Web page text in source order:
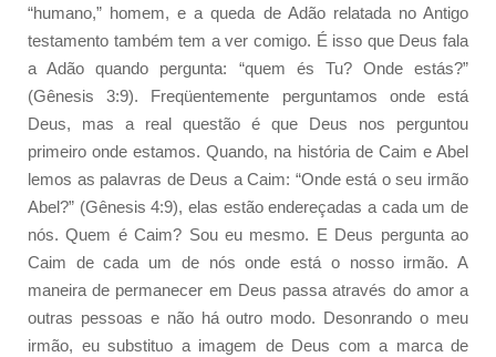
“humano,” homem, e a queda de Adão relatada no Antigo
testamento também tem a ver comigo. É isso que Deus fala
a Adão quando pergunta: “quem és Tu? Onde estás?”
(Gênesis 3:9). Freqüentemente perguntamos onde está
Deus, mas a real questão é que Deus nos perguntou
primeiro onde estamos. Quando, na história de Caim e Abel
lemos as palavras de Deus a Caim: “Onde está o seu irmão
Abel?” (Gênesis 4:9), elas estão endereçadas a cada um de
nós. Quem é Caim? Sou eu mesmo. E Deus pergunta ao
Caim de cada um de nós onde está o nosso irmão. A
maneira de permanecer em Deus passa através do amor a
outras pessoas e não há outro modo. Desonrando o meu
irmão, eu substituo a imagem de Deus com a marca de